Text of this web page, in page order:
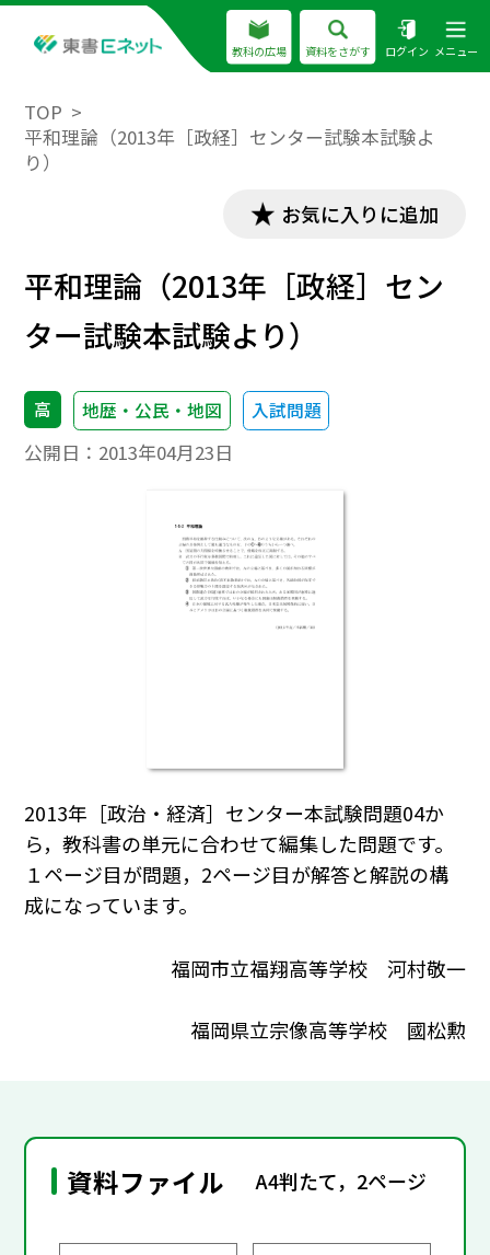
教科の広場 資料をさがす ログイン メニュー
TOP
平和理論（2013年［政経］センター試験本試験よ
り）
お気に入りに追加
平和理論（2013年［政経］セン
ター試験本試験より）
高 地歴・公民・地図 入試問題
公開日： 2013年04月23日
2013年［政治・経済］センター本試験問題04か
ら，教科書の単元に合わせて編集した問題です。
１ページ目が問題，2ページ目が解答と解説の構
成になっています。
福岡市立福翔高等学校 河村敬一
福岡県立宗像高等学校 國松勲
資料ファイル A4判たて，2ページ